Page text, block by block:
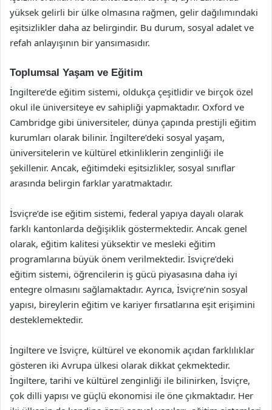
yüksek gelirli bir ülke olmasına rağmen, gelir dağılımındaki
eşitsizlikler daha az belirgindir. Bu durum, sosyal adalet ve
refah anlayışının bir yansımasıdır.
Toplumsal Yaşam ve Eğitim
İngiltere’de eğitim sistemi, oldukça çeşitlidir ve birçok özel
okul ile üniversiteye ev sahipliği yapmaktadır. Oxford ve
Cambridge gibi üniversiteler, dünya çapında prestijli eğitim
kurumları olarak bilinir. İngiltere’deki sosyal yaşam,
üniversitelerin ve kültürel etkinliklerin zenginliği ile
şekillenir. Ancak, eğitimdeki eşitsizlikler, sosyal sınıflar
arasında belirgin farklar yaratmaktadır.
İsviçre’de ise eğitim sistemi, federal yapıya dayalı olarak
farklı kantonlarda değişiklik göstermektedir. Ancak genel
olarak, eğitim kalitesi yüksektir ve mesleki eğitim
programlarına büyük önem verilmektedir. İsviçre’deki
eğitim sistemi, öğrencilerin iş gücü piyasasına daha iyi
entegre olmasını sağlamaktadır. Ayrıca, İsviçre’nin sosyal
yapısı, bireylerin eğitim ve kariyer fırsatlarına eşit erişimini
desteklemektedir.
İngiltere ve İsviçre, kültürel ve ekonomik açıdan farklılıklar
gösteren iki Avrupa ülkesi olarak dikkat çekmektedir.
İngiltere, tarihi ve kültürel zenginliği ile bilinirken, İsviçre,
çok dilli yapısı ve güçlü ekonomisi ile öne çıkmaktadır. Her